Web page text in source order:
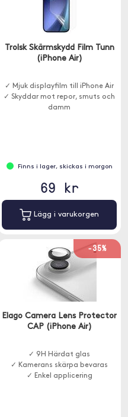
Trolsk Skärmskydd Film Tunn
(iPhone Air)
✓ Mjuk displayfilm till iPhone Air
✓ Skyddar mot repor, smuts och
damm
Finns i lager, skickas i morgon
69 kr
Lägg i varukorgen
-35%
Elago Camera Lens Protector
CAP (iPhone Air)
✓ 9H Härdat glas
✓ Kamerans skärpa bevaras
✓ Enkel applicering